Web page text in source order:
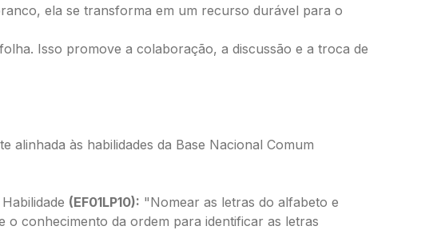
ela se transforma em um recurso durável para o
Isso promove a colaboração, a discussão e a troca de
alinhada às habilidades da Base Nacional Comum
Habilidade (EF01LP10): "Nomear as letras do alfabeto e
o conhecimento da ordem para identificar as letras